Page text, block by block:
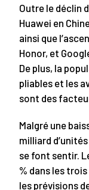
Outre le déclin
Huawei en
ainsi que
Honor, et
De plus, la
pliables et les
sont des
Malgré une
milliard
se font sentir.
% dans les
les prévisions